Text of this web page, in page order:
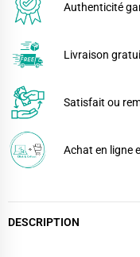
Authenticité
Livraison
Satisfait ou
Achat en ligne
DESCRIPTION